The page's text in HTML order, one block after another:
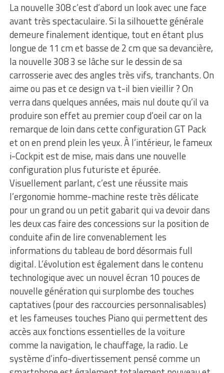
La nouvelle 308 c’est d’abord un look avec une face
avant très spectaculaire. Si la silhouette générale
demeure finalement identique, tout en étant plus
longue de 11 cm et basse de 2 cm que sa devancière,
la nouvelle 308 3 se lâche sur le dessin de sa
carrosserie avec des angles très vifs, tranchants. On
aime ou pas et ce design va t-il bien vieillir ? On
verra dans quelques années, mais nul doute qu’il va
produire son effet au premier coup d’oeil car on la
remarque de loin dans cette configuration GT Pack
et on en prend plein les yeux. À l’intérieur, le fameux
i-Cockpit est de mise, mais dans une nouvelle
configuration plus futuriste et épurée.
Visuellement parlant, c’est une réussite mais
l’ergonomie homme-machine reste très délicate
pour un grand ou un petit gabarit qui va devoir dans
les deux cas faire des concessions sur la position de
conduite afin de lire convenablement les
informations du tableau de bord désormais full
digital. L’évolution est également dans le contenu
technologique avec un nouvel écran 10 pouces de
nouvelle génération qui surplombe des touches
captatives (pour des raccourcies personnalisables)
et les fameuses touches Piano qui permettent des
accès aux fonctions essentielles de la voiture
comme la navigation, le chauffage, la radio. Le
système d’info-divertissement pensé comme un